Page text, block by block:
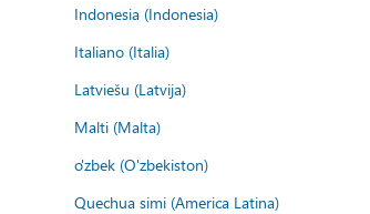
Indonesia (Indonesia)
Italiano (Italia)
Latviešu (Latvija)
Malti (Malta)
o'zbek (O'zbekiston)
Quechua simi (America Latina)